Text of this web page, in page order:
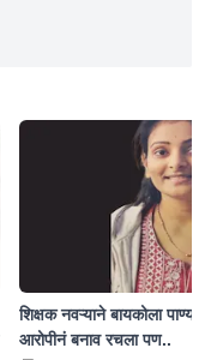
शिक्षक नवऱ्याने बायकोला
आरोपीनं बनाव रचला पण..